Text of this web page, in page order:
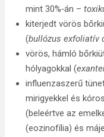
mint 30%‑án –
kiterjedt vörös
(bullózus exfoliatív
vörös, hámló
hólyagokkal (
influenzaszerű
mirigyekkel és
(beleértve az
(eozinofília) és